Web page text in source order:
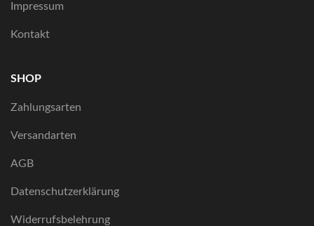
Impressum
Kontakt
SHOP
Zahlungsarten
Versandarten
AGB
Datenschutzerklärung
Widerrufsbelehrung